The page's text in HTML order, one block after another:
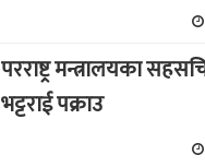
परराष्ट्र मन्त्रालयका
भट्टराई पक्राउ